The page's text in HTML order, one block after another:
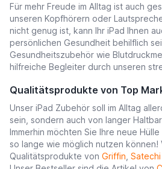
Für mehr Freude im Alltag ist auch
unseren Kopfhörern oder
nicht genug ist, kann Ihr iPad Ihnen
persönlichen Gesundheit behilflich
Gesundheitszubehör wie
hilfreiche Begleiter durch unseren
Qualitätsprodukte von Top
Unser iPad Zubehör soll im Alltag
sein, sondern auch von langer
Immerhin möchten Sie Ihre neue
so lange wie möglich nutzen können!
Qualitätsprodukte von Griffin Satechi